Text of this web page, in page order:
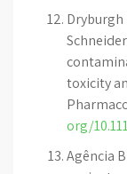
Dryburgh
toxicity
org/
Agência